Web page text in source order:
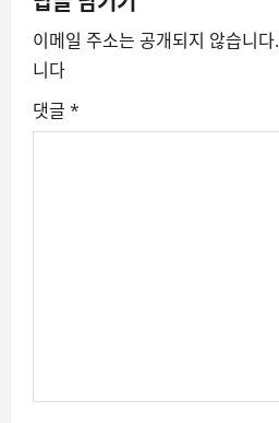
i
g
a
이메일 주소는 공개되지 않습니다.
니다
댓글 *